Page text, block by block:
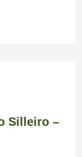
Silleiro –